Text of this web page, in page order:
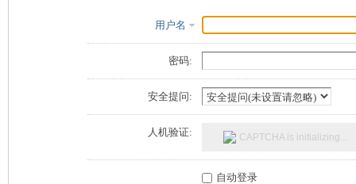
用户名
密码:
安全提问:
人机验证: CAPTCHA is initializing...
自动登录